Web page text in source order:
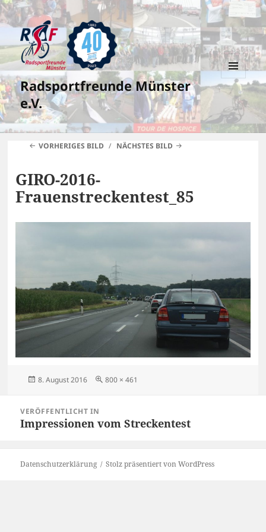
Radsportfreunde Münster
e.V.
MENÜ
UND
WIDGETS
VORHERIGES BILD NÄCHSTES BILD
GIRO-2016-
Frauenstreckentest_85
Veröffentlicht
8. August 2016 Originalgröße
800 × 461
VERÖFFENTLICHT IN
Impressionen vom Streckentest
Datenschutzerklärung Stolz präsentiert von WordPress